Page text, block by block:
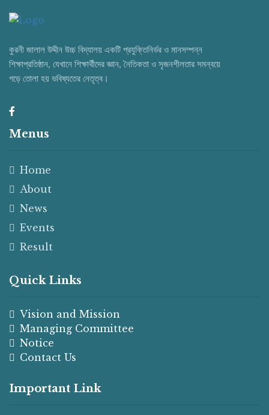
কুরনী জালাল উদ্দীন উচ্চ বিদ্যালয় একটি প্রযুক্তিনির্ভর ও মানসম্পন্ন
শিক্ষাপ্রতিষ্ঠান, যেখানে শিক্ষার্থীদের জ্ঞান, নৈতিকতা ও সৃজনশীলতার সমন্বয়ে
গড়ে তোলা হয় ভবিষ্যতের নেতৃত্ব।
Menus
Home
About
News
Events
Result
Quick Links
Vision and Mission
Managing Committee
Notice
Contact Us
Important Link